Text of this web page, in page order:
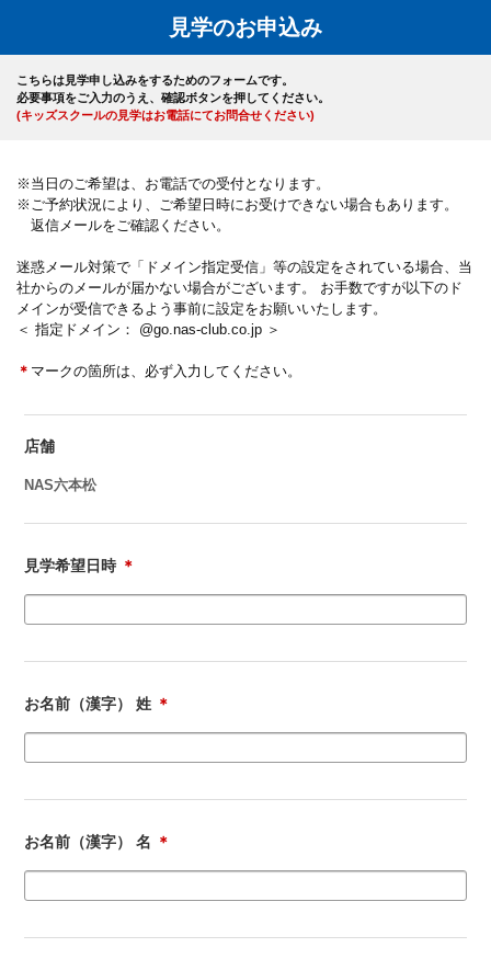
見学のお申込み
こちらは見学申し込みをするためのフォームです。
必要事項をご入力のうえ、確認ボタンを押してください。
(キッズスクールの見学はお電話にてお問合せください)
※当日のご希望は、お電話での受付となります。
※ご予約状況により、ご希望日時にお受けできない場合もあります。
返信メールをご確認ください。
迷惑メール対策で「ドメイン指定受信」等の設定をされている場合、当
社からのメールが届かない場合がございます。 お手数ですが以下のド
メインが受信できるよう事前に設定をお願いいたします。
＜ 指定ドメイン： @go.nas-club.co.jp ＞
＊ マークの箇所は、必ず入力してください。
店舗
NAS六本松
見学希望日時 ＊
お名前（漢字） 姓 ＊
お名前（漢字） 名 ＊